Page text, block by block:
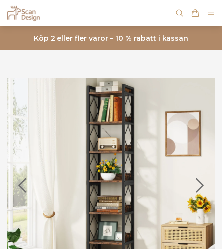
Köp 2 eller fler varor – 10 % rabatt i kassan